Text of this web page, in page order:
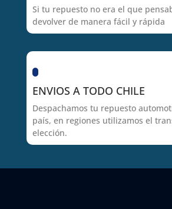
Si tu repuesto no era el que
devolver de manera fácil y rápida
ENVIOS A TODO CHILE
Despachamos tu repuesto
país, en regiones utilizamos el
elección.